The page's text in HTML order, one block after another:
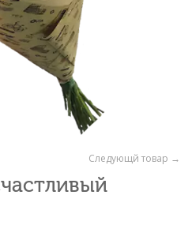
Следующй товар →